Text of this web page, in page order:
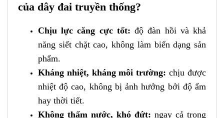
của dây đai truyền thống?
Chịu lực căng cực tốt: độ đàn hồi và khả
năng siết chặt cao, không làm biến dạng sản
phẩm.
Kháng nhiệt, kháng môi trường: chịu được
nhiệt độ cao, không bị ảnh hưởng bởi độ ẩm
hay thời tiết.
Không thấm nước, khó đứt: ngay cả trong